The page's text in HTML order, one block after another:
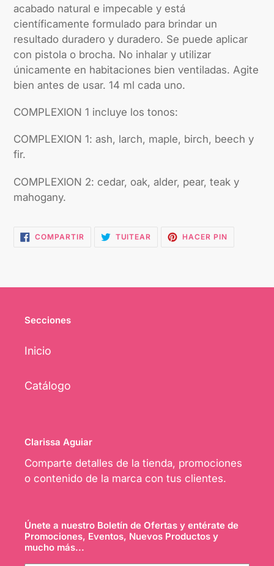
acabado natural e impecable y está
científicamente formulado para brindar un
resultado duradero y duradero. Se puede aplicar
con pistola o brocha. No inhalar y utilizar
únicamente en habitaciones bien ventiladas. Agite
bien antes de usar. 14 ml cada uno.
COMPLEXION 1 incluye los tonos:
COMPLEXION 1: ash, larch, maple, birch, beech y
fir.
COMPLEXION 2: cedar, oak, alder, pear, teak y
mahogany.
COMPARTIRCOMPARTIR
EN
TUITEAR TUITEARHACER PINPINEAR
EN
Secciones
Inicio
Catálogo
Clarissa Aguiar
Comparte detalles de la tienda, promociones
o contenido de la marca con tus clientes.
Únete a nuestro Boletín de Ofertas y entérate de
Promociones, Eventos, Nuevos Productos y
mucho más...